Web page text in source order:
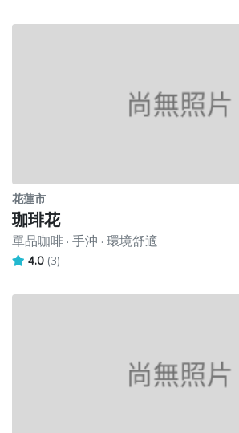
花蓮市
珈琲花
單品咖啡 · 手沖 · 環境舒適
4.0 (3)